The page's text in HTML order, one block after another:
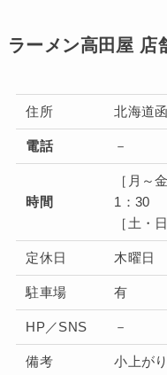
ラーメン高田屋 店
住所 北海道
電話 －
時間
［月～
1：30
［土・
定休日 木曜日
駐車場 有
HP／SNS －
備考 小上が